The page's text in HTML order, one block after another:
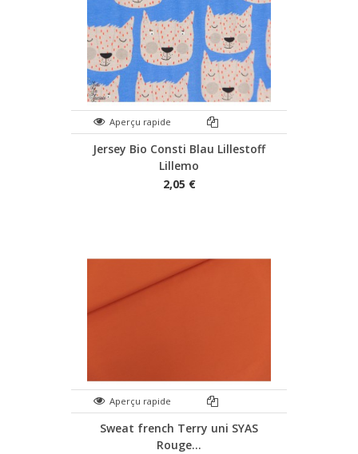
Aperçu rapide
Jersey Bio Consti Blau Lillestoff
Lillemo
2,05 €
Aperçu rapide
Sweat french Terry uni SYAS
Rouge...